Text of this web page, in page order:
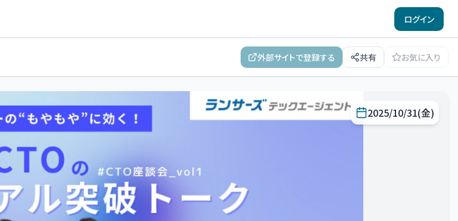
ログイン
外部サイトで登録する 共有 お気に入り
2025/10/31(金)